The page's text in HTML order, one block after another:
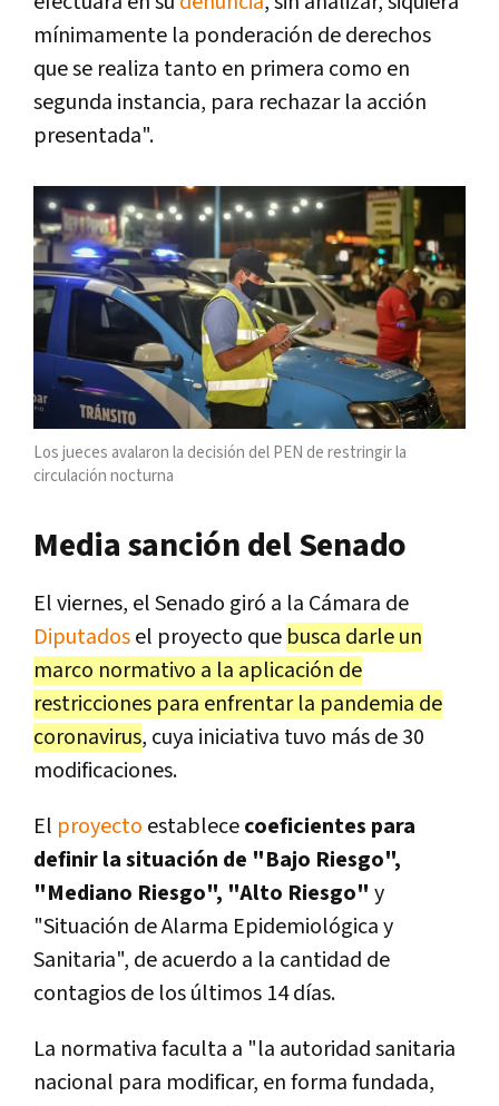
mínimamente la ponderación de derechos
que se realiza tanto en primera como en
segunda instancia, para rechazar la acción
presentada".
Los jueces avalaron la decisión del PEN de restringir la
circulación nocturna
Media sanción del Senado
El viernes, el Senado giró a la Cámara de
Diputadosel proyecto que busca darle un
marco normativo a la aplicación de
restricciones para enfrentar la pandemia de
coronavirus, cuya iniciativa tuvo más de 30
modificaciones.
El proyecto establececoeficientes para
definir la situación de "Bajo Riesgo",
"Mediano Riesgo", "Alto Riesgo" y
"Situación de Alarma Epidemiológica y
Sanitaria", de acuerdo a la cantidad de
contagios de los últimos 14 días.
La normativa faculta a "la autoridad sanitaria
nacional para modificar, en forma fundada,